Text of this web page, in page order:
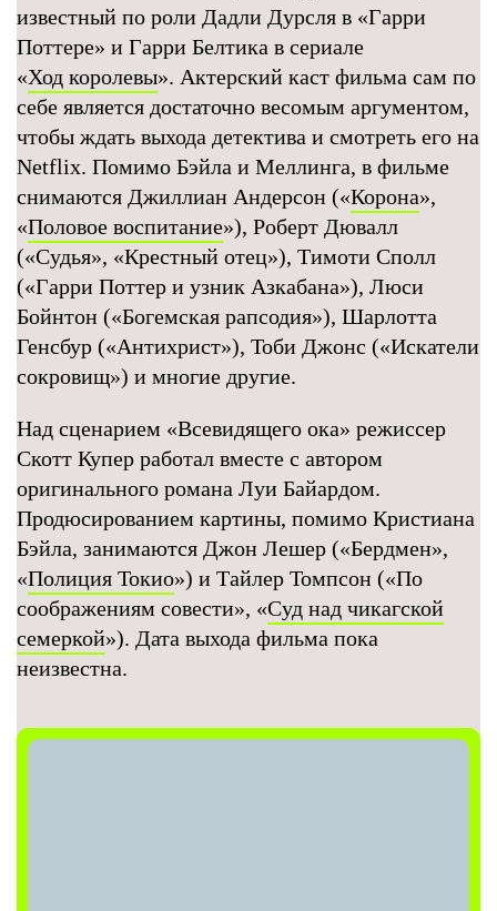
известный по роли Дадли Дурсля в «Гарри
Поттере» и Гарри Белтика в сериале
«Ход королевы». Актерский каст фильма сам по
себе является достаточно весомым аргументом,
чтобы ждать выхода детектива и смотреть его на
Netflix. Помимо Бэйла и Меллинга, в фильме
снимаются Джиллиан Андерсон («Корона»,
«Половое воспитание»), Роберт Дювалл
(«Судья», «Крестный отец»), Тимоти Сполл
(«Гарри Поттер и узник Азкабана»), Люси
Бойнтон («Богемская рапсодия»), Шарлотта
Генсбур («Антихрист»), Тоби Джонс («Искатели
сокровищ») и многие другие.
Над сценарием «Всевидящего ока» режиссер
Скотт Купер работал вместе с автором
оригинального романа Луи Байардом.
Продюсированием картины, помимо Кристиана
Бэйла, занимаются Джон Лешер («Бердмен»,
«Полиция Токио») и Тайлер Томпсон («По
соображениям совести», «Суд над чикагской
семеркой»). Дата выхода фильма пока
неизвестна.